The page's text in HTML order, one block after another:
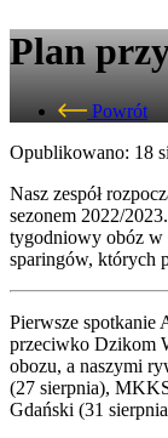
Plan
Powrót
Opublikowano: 18
Nasz zespół
sezonem 2022/
tygodniowy obóz w
sparingów, których
Pierwsze spotkanie
przeciwko Dzikom
obozu, a naszymi
(27 sierpnia),
Gdański (31